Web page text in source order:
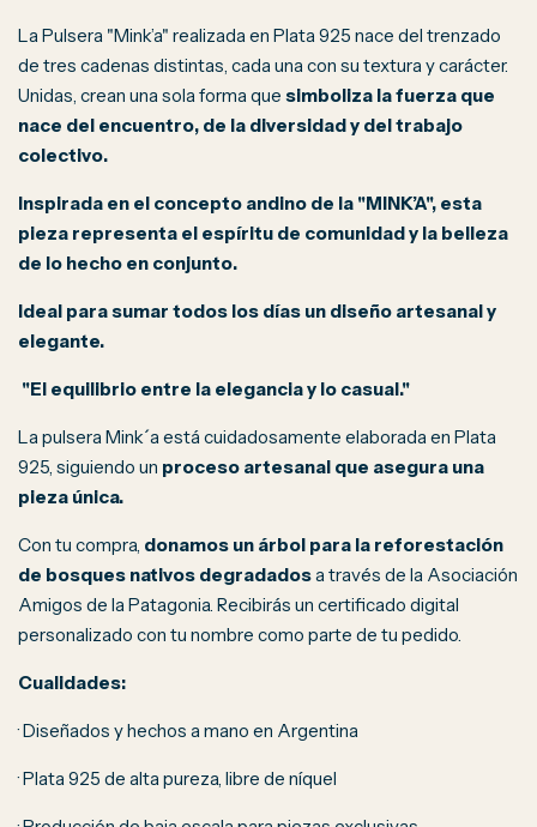
La Pulsera "Mink’a" realizada en Plata 925 nace del trenzado
de tres cadenas distintas, cada una con su textura y carácter.
Unidas, crean una sola forma que simboliza la fuerza que
nace del encuentro, de la diversidad y del trabajo
colectivo.
Inspirada en el concepto andino de la "MINK’A", esta
pieza representa el espíritu de comunidad y la belleza
de lo hecho en conjunto.
Ideal para sumar todos los días un diseño artesanal y
elegante.
"El equilibrio entre la elegancia y lo casual."
La pulsera Mink´a está cuidadosamente elaborada en Plata
925, siguiendo un proceso artesanal que asegura una
pieza única.
Con tu compra, donamos un árbol para la reforestación
de bosques nativos degradadosa través de la Asociación
Amigos de la Patagonia. Recibirás un certificado digital
personalizado con tu nombre como parte de tu pedido.
Cualidades:
· Diseñados y hechos a mano en Argentina
· Plata 925 de alta pureza, libre de níquel